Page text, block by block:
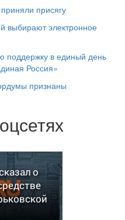
присягу
выбирают электронное
поддержку в единый день
Россия»
признаны
о